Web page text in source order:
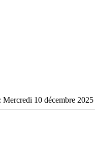
10 décembre